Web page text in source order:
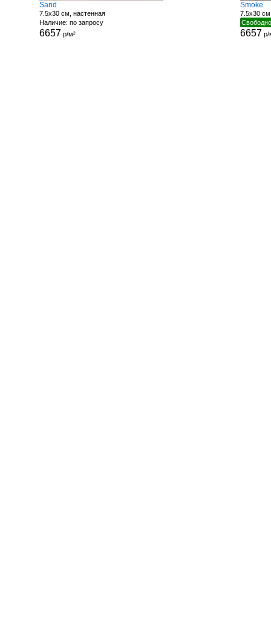
Sand
7.5x30 см, настенная
Наличие: по запросу
6657 р/м²
Smoke
7.5x30
6657 р/